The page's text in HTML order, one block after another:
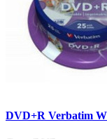
DVD+R Verbatim